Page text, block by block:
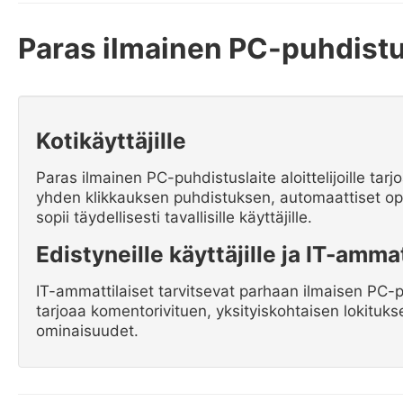
Paras ilmainen PC-
Kotikäyttäjille
Paras ilmainen PC-puhdistuslaite aloittelijoille
yhden klikkauksen puhdistuksen, automaattiset
sopii täydellisesti tavallisille käyttäjille.
Edistyneille käyttäjille ja IT-
IT-ammattilaiset tarvitsevat parhaan ilmaisen
tarjoaa komentorivituen, yksityiskohtaisen
ominaisuudet.